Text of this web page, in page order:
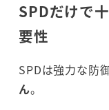
SPDだけで
要性
SPDは強力な防
ん。